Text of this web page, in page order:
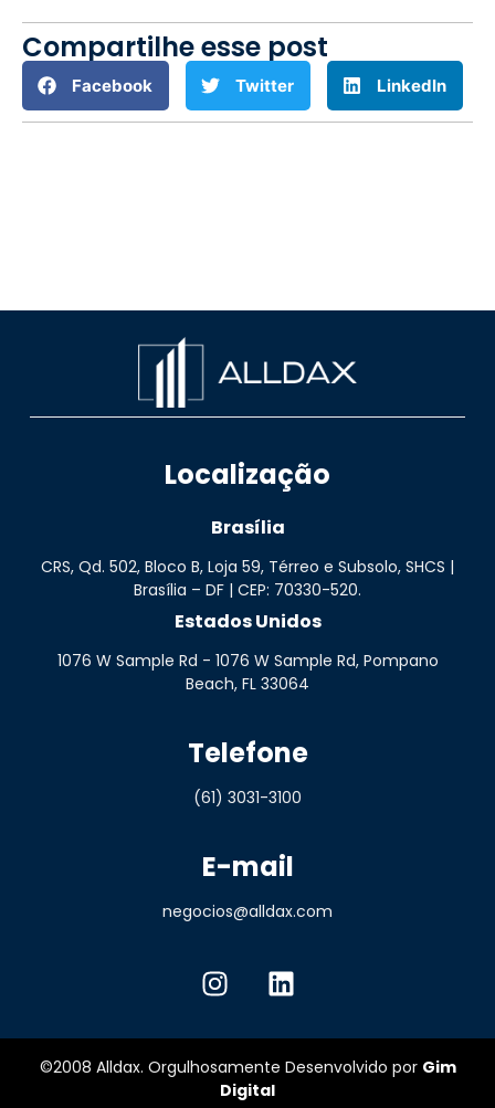
Compartilhe esse post
Facebook Twitter LinkedIn
Localização
Brasília
CRS, Qd. 502, Bloco B, Loja 59, Térreo e Subsolo, SHCS |
Brasília – DF | CEP: 70330-520.
Estados Unidos
1076 W Sample Rd - 1076 W Sample Rd, Pompano
Beach, FL 33064
Telefone
(61) 3031-3100
E-mail
negocios@alldax.com
©2008 Alldax. Orgulhosamente Desenvolvido por Gim
Digital